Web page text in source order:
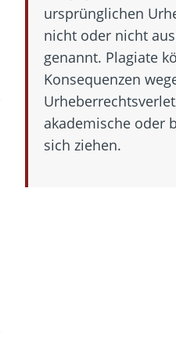
ursprünglichen
nicht oder nicht
genannt. Plagiate
Konsequenzen
akademische oder
sich ziehen.